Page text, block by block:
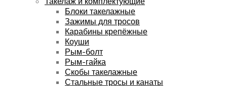
Блоки такелажные
Зажимы для тросов
Карабины крепёжные
Коуши
Рым-болт
Рым-гайка
Скобы такелажные
Стальные тросы и канаты